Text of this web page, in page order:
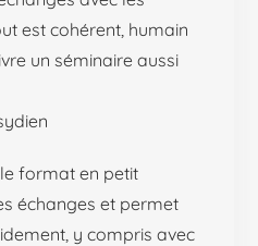
est cohérent, humain
un séminaire aussi
le format en petit
échanges et permet
y compris avec